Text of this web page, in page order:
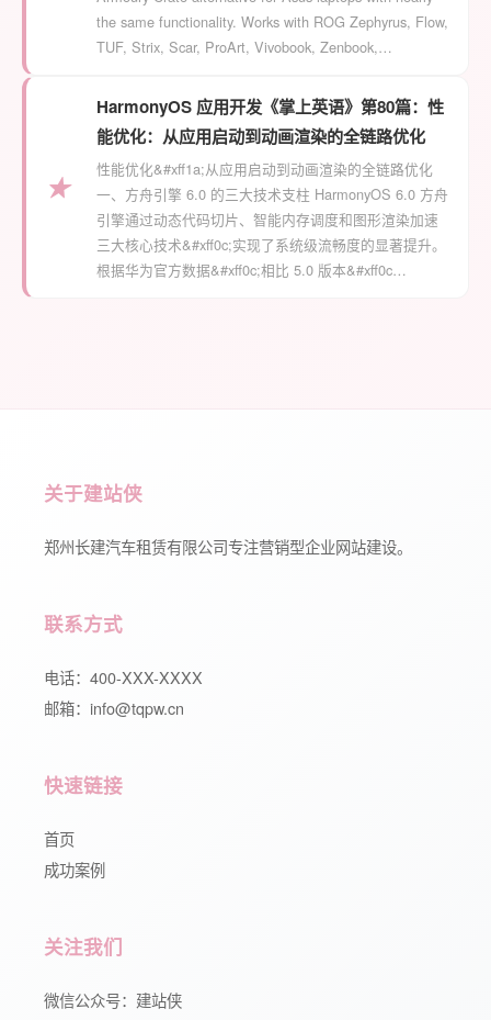
the same functionality. Works with ROG Zephyrus, Flow,
TUF, Strix, Scar, ProArt, Vivobook, Zenbook,…
★
HarmonyOS 应用开发《掌上英语》第80篇：性
能优化：从应用启动到动画渲染的全链路优化
性能优化&#xff1a;从应用启动到动画渲染的全链路优化
一、方舟引擎 6.0 的三大技术支柱 HarmonyOS 6.0 方舟
引擎通过动态代码切片、智能内存调度和图形渲染加速
三大核心技术&#xff0c;实现了系统级流畅度的显著提升。
根据华为官方数据&#xff0c;相比 5.0 版本&#xff0c…
关于建站侠
郑州长建汽车租赁有限公司专注营销型企业网站建设。
联系方式
电话：400-XXX-XXXX
邮箱：info@tqpw.cn
快速链接
首页
成功案例
关注我们
微信公众号：建站侠